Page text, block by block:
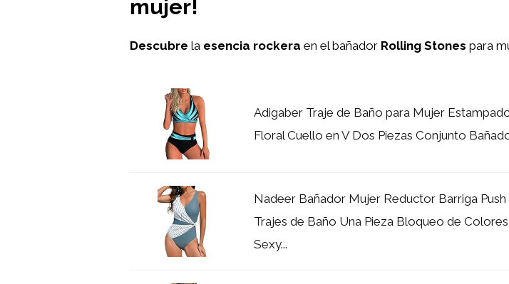
mujer!
Descubre la esencia rockera en el bañador Rolling Stones para
Adigaber Traje de Baño para Mujer
Floral Cuello en V Dos Piezas Conjunto
Nadeer Bañador Mujer Reductor Barriga Push
Trajes de Baño Una Pieza Bloqueo de Colores
Sexy...